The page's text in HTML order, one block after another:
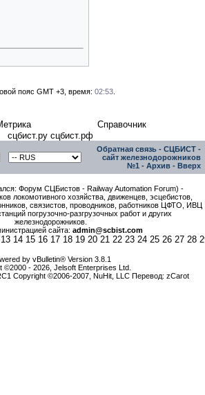
пояс GMT +3, время: 02:53.
Справочник
сцбист.ру сцбист.рф
Обратная связь - СЦБИСТ -
сайт железнодорожников
№1 - Архив - Вверх
Форум СЦБистов - Railway Automation Forum) -
локомотивного хозяйства, движенцев, эсцебистов,
связистов, проводников, работников ЦФТО, ИВЦ
погрузочно-разгрузочных работ и других
железнодорожников.
сайта: admin@scbist.com
13 14 15 16 17 18 19 20 21 22 23 24 25 26 27 28
by vBulletin® Version 3.8.1
©2000 - 2026, Jelsoft Enterprises Ltd.
Copyright ©2006-2007, NuHit, LLC Перевод: zCarot